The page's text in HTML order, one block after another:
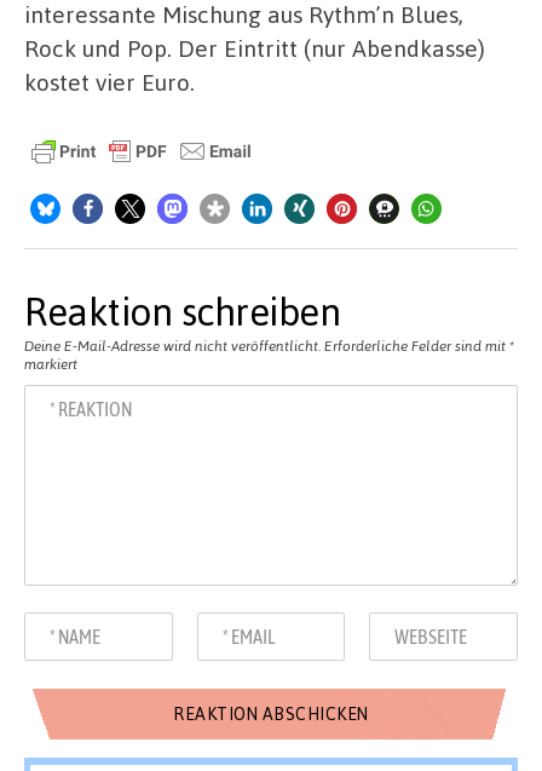
interessante Mischung aus Rythm’n Blues,
Rock und Pop. Der Eintritt (nur Abendkasse)
kostet vier Euro.
Reaktion schreiben
Deine E-Mail-Adresse wird nicht veröffentlicht. Erforderliche Felder sind mit *
markiert